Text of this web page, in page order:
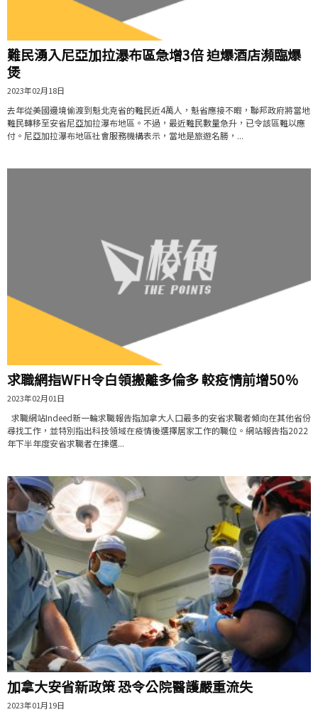
難民湧入尼亞加拉瀑布區急增3倍 迫爆酒店瀕臨爆
煲
2023年02月18日
去年從美國邊境偷渡到魁北克省的難民近4萬人，魁省應接不暇，聯邦政府將當地
難民轉移至安省尼亞加拉瀑布地區。不過，最近難民數量急升，已令該區難以應
付。尼亞加拉瀑布地區社會服務機構表示，當地是旅遊名勝，...
求職網指WFH令白領搬離多倫多 較疫情前增50％
2023年02月01日
求職網站Indeed新一輪求職報告指加拿大人口最多的安省求職者傾向在其他省份
尋找工作，並特別指出科技領域在疫情後選擇居家工作的職位。網站報告指2022
年下半年度安省求職者在揀選...
加拿大安省新政策 恐令公院醫護嚴重流失
2023年01月19日